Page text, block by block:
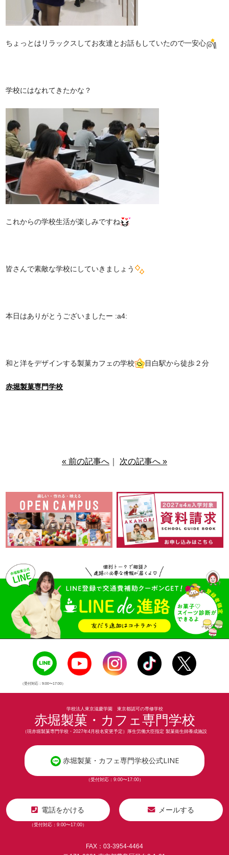
ちょっとはリラックスしてお友達とお話もしていたので一安心
学校にはなれてきたかな？
これからの学校生活が楽しみですね
皆さんで素敵な学校にしていきましょう
本日はありがとうございましたー :a4:
和と洋をデザインする製菓カフェの学校 目白駅から徒歩２分
赤堀製菓専門学校
« 前の記事へ 次の記事へ »
（受付対応：9:00〜17:00）
学校法人東京滋慶学園 東京都認可の専修学校
赤堀製菓・カフェ専門学校
（現赤堀製菓専門学校・2027年4月校名変更予定）厚生労働大臣指定 製菓衛生師養成施設
赤堀製菓・カフェ専門学校公式LINE
（受付対応：9:00〜17:00）
電話をかける
（受付対応：9:00〜17:00）
メールする
FAX：03-3954-4464